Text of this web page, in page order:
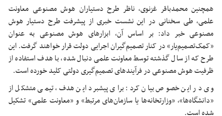
همچنین محمدباقر غزنوی، ناظر طرح دستیاران هوش مصنوعی معاونت
علمی، طی سخنانی در این نشست خبری از پیشرفت طرح دستیار هوش
مصنوعی خبر داد: بر اساس آن، ابزارهای هوش مصنوعی به عنوان
«کمک‌تصمیم‌یار» در کنار تصمیم‌گیران اجرایی دولت قرار خواهند گرفت. این
طرح که از سال گذشته توسط معاونت علمی دنبال شده، با هدف استفاده از
ظرفیت هوش مصنوعی در فرآیندهای تصمیم‌گیری دولتی کلید خورده است.
وی در این خصوص بیان کرد: برای پیشبرد این هدف، تیمی متشکل از
«دانشگاه‌ها»، «وزارتخانه‌ها یا سازمان‌های مرتبط» و «معاونت علمی» تشکیل
شده است.